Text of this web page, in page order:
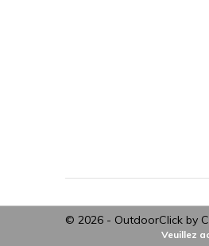
© 2026 - OutdoorClick by
Veuillez